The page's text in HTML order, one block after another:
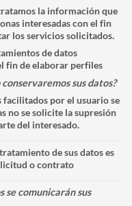
la información que
interesadas con el fin
los servicios solicitados.
de datos
fin de elaborar perfiles
sus datos?
facilitados por el usuario se
no se solicite la supresión
del interesado.
de sus datos es
o contrato
se comunicarán sus